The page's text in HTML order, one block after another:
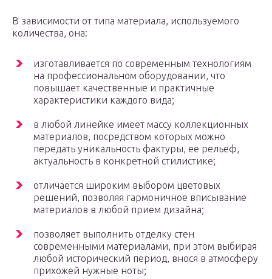
В зависимости от типа материала, используемого
количества, она:
изготавливается по современным технологиям
на профессиональном оборудовании, что
повышает качественные и практичные
характеристики каждого вида;
в любой линейке имеет массу коллекционных
материалов, посредством которых можно
передать уникальность фактуры, ее рельеф,
актуальность в конкретной стилистике;
отличается широким выбором цветовых
решений, позволяя гармоничное вписывание
материалов в любой прием дизайна;
позволяет выполнить отделку стен
современными материалами, при этом выбирая
любой исторический период, внося в атмосферу
прихожей нужные ноты;